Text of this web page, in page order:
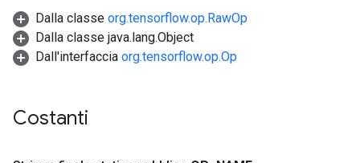
Dalla classe org.tensorflow.op.RawOp
Dalla classe java.lang.Object
Dall'interfaccia org.tensorflow.op.Op
Costanti